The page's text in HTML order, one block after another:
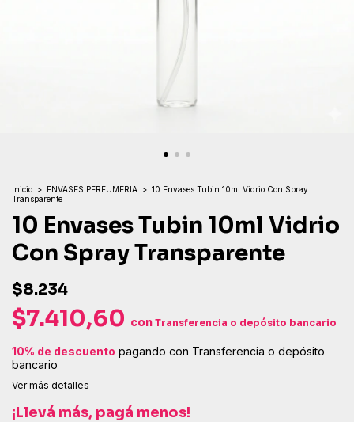
Inicio > ENVASES PERFUMERIA > 10 Envases Tubin 10ml Vidrio Con Spray
Transparente
10 Envases Tubin 10ml Vidrio
Con Spray Transparente
$8.234
$7.410,60 con Transferencia o depósito bancario
10% de descuento pagando con Transferencia o depósito
bancario
Ver más detalles
¡Llevá más, pagá menos!